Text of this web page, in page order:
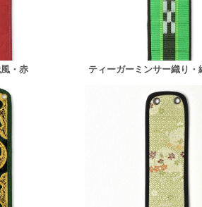
・赤 ティーガーミンサー織り・